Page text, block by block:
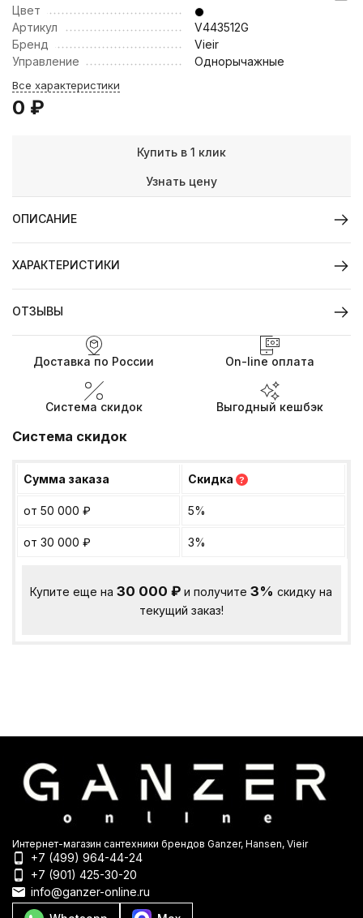
Цвет
Артикул
V443512G
Бренд
Vieir
Управление
Однорычажные
Все характеристики
0 ₽
Купить в 1 клик
Узнать цену
ОПИСАНИЕ
ХАРАКТЕРИСТИКИ
ОТЗЫВЫ
Доставка по России On-line оплата
Система скидок Выгодный кешбэк
Система скидок
Сумма заказа Скидка ?
от 50 000 ₽ 5%
от 30 000 ₽ 3%
Купите еще на30 000₽ и получите3% скидку на
текущий заказ!
Интернет-магазин сантехники брендов Ganzer, Hansen, Vieir
+7 (499) 964-44-24
+7 (901) 425-30-20
info@ganzer-online.ru